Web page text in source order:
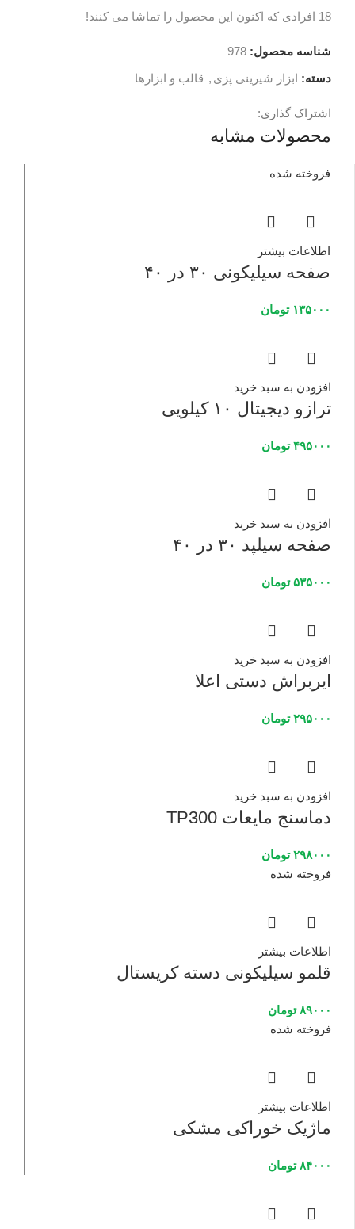
18 افرادی که اکنون این محصول را تماشا می کنند!
شناسه محصول: 978
دسته: ابزار شیرینی پزی , قالب و ابزارها
اشتراک گذاری:
محصولات مشابه
فروخته شده
اطلاعات بیشتر
صفحه سیلیکونی ۳۰ در ۴۰
۱۳۵۰۰۰ تومان
افزودن به سبد خرید
ترازو دیجیتال ۱۰ کیلویی
۴۹۵۰۰۰ تومان
افزودن به سبد خرید
صفحه سیلپد ۳۰ در ۴۰
۵۳۵۰۰۰ تومان
افزودن به سبد خرید
ایربراش دستی اعلا
۲۹۵۰۰۰ تومان
افزودن به سبد خرید
دماسنج مایعات TP300
۲۹۸۰۰۰ تومان
فروخته شده
اطلاعات بیشتر
قلمو سیلیکونی دسته کریستال
۸۹۰۰۰ تومان
فروخته شده
اطلاعات بیشتر
ماژیک خوراکی مشکی
۸۴۰۰۰ تومان